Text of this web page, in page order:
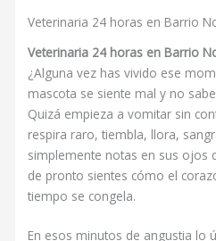
Veterinaria 24 horas en Barrio
Veterinaria 24 horas en Barrio
¿Alguna vez has vivido ese
mascota se siente mal y no
Quizá empieza a vomitar sin
respira raro, tiembla, llora,
simplemente notas en sus ojos
de pronto sientes cómo el
tiempo se congela.
En esos minutos de angustia lo